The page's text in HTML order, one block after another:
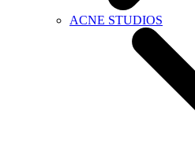
ACNE STUDIOS